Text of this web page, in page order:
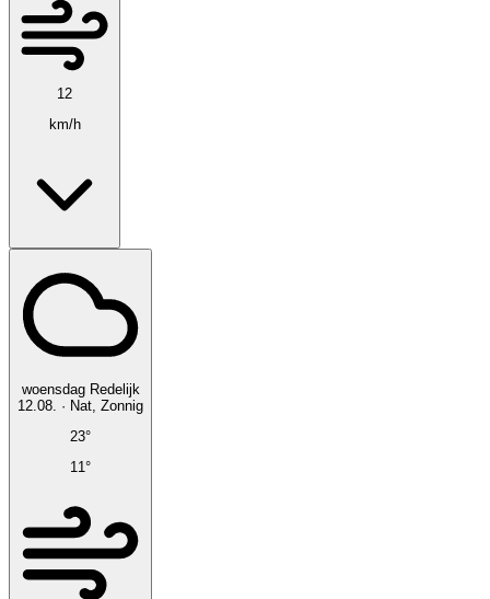
12
km/h
woensdag Redelijk
12.08. ·
Nat, Zonnig
23°
11°